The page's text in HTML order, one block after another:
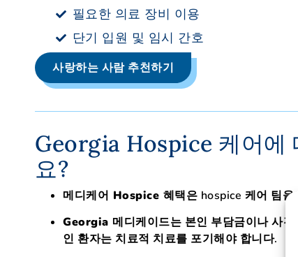
필요한 의료 장비 이용
단기 입원 및 임시 간호
사랑하는 사람 추천하기
Georgia Hospice 케어에
요?
메디케어 Hospice 혜택은 hospice 케어 팀을
Georgia 메디케이드는 본인 부담금이나 사
인 환자는 치료적 치료를 포기해야 합니다.